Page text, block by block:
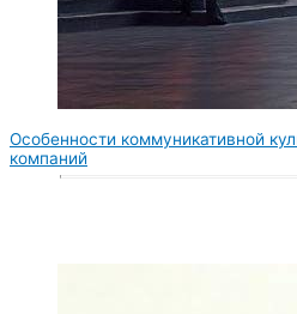
Особенности коммуникативной
компаний